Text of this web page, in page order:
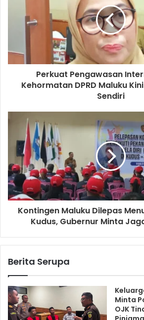
Perkuat Pengawasan
Kehormatan DPRD Maluku
Sendiri
Kontingen Maluku Dilepas
Kudus, Gubernur Minta
Berita Serupa
Minta
OJK